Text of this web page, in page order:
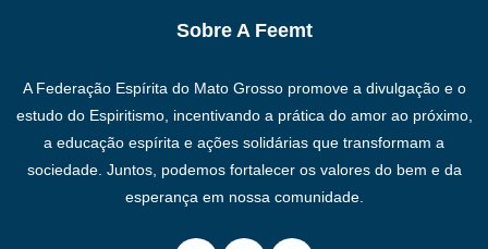
Sobre A Feemt
A Federação Espírita do Mato Grosso promove a divulgação e o
estudo do Espiritismo, incentivando a prática do amor ao próximo,
a educação espírita e ações solidárias que transformam a
sociedade. Juntos, podemos fortalecer os valores do bem e da
esperança em nossa comunidade.